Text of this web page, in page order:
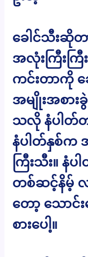
ခေါင်သီးဆို
အလုံးကြီးက
ကင်းတာကို ခ
အမျိုးအစား
သလို နံပါတ်တ
နံပါတ်နှစ်
ကြီးသီး။ နံ
တစ်ဆင့်နိမ့်
တော့ သောင်
စားပေါ့။